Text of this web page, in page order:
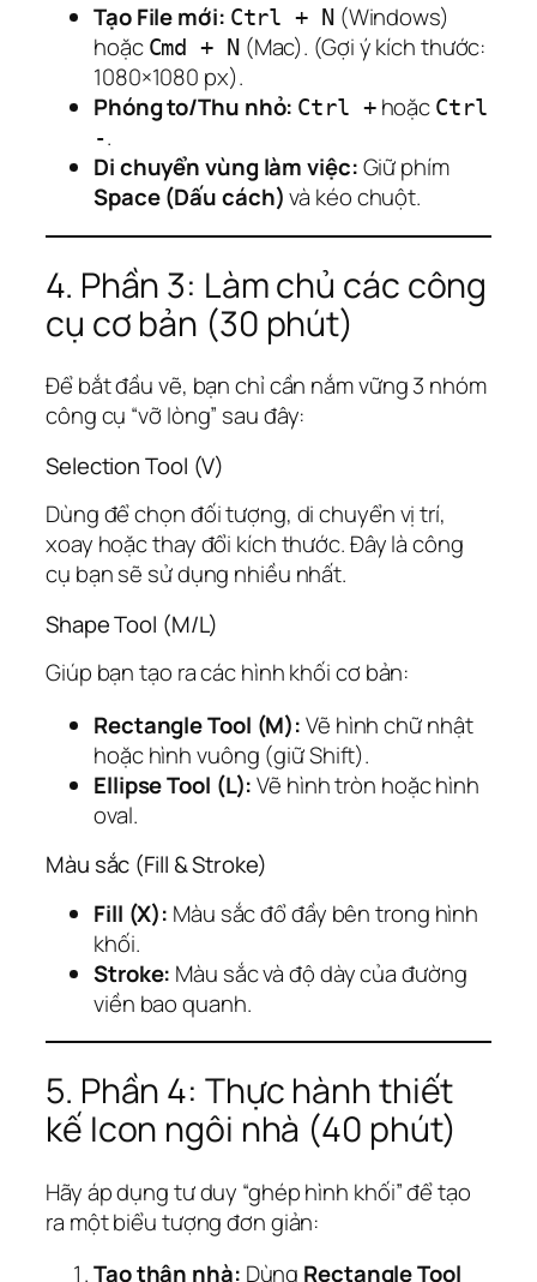
Tạo File mới: Ctrl + N(Windows)
hoặc Cmd + N(Mac). (Gợi ý kích thước:
1080×1080 px).
Phóng to/Thu nhỏ: Ctrl +hoặc Ctrl
-.
Di chuyển vùng làm việc:Giữ phím
Space (Dấu cách)và kéo chuột.
4. Phần 3: Làm chủ các công
cụ cơ bản (30 phút)
Để bắt đầu vẽ, bạn chỉ cần nắm vững 3 nhóm
công cụ “vỡ lòng” sau đây:
Selection Tool (V)
Dùng để chọn đối tượng, di chuyển vị trí,
xoay hoặc thay đổi kích thước. Đây là công
cụ bạn sẽ sử dụng nhiều nhất.
Shape Tool (M/L)
Giúp bạn tạo ra các hình khối cơ bản:
Rectangle Tool (M):Vẽ hình chữ nhật
hoặc hình vuông (giữ Shift).
Ellipse Tool (L):Vẽ hình tròn hoặc hình
oval.
Màu sắc (Fill & Stroke)
Fill (X): Màu sắc đổ đầy bên trong hình
khối.
Stroke: Màu sắc và độ dày của đường
viền bao quanh.
5. Phần 4: Thực hành thiết
kế Icon ngôi nhà (40 phút)
Hãy áp dụng tư duy “ghép hình khối” để tạo
ra một biểu tượng đơn giản:
Tạo thân nhà: Dùng Rectangle Tool